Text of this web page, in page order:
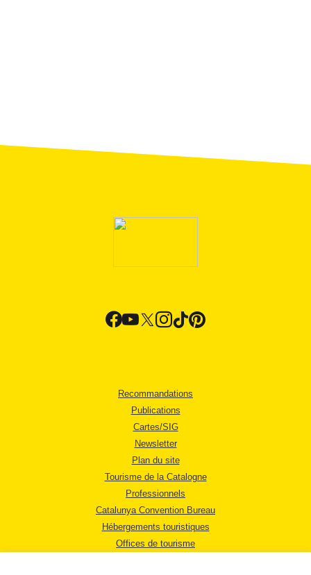
Recommandations
Publications
Cartes/SIG
Newsletter
Plan du site
Tourisme de la Catalogne
Professionnels
Catalunya Convention Bureau
Hébergements touristiques
Offices de tourisme